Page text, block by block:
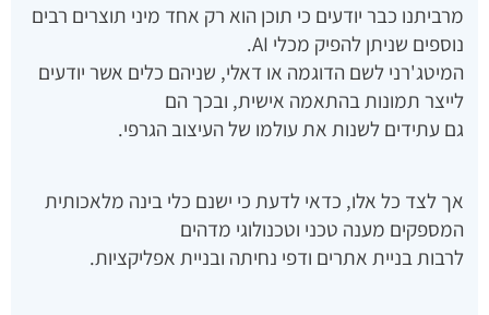
מרביתנו כבר יודעים כי תוכן הוא רק אחד מיני תוצרים רבים
נוספים שניתן להפיק מכלי AI.
המיטג'רני לשם הדוגמה או דאלי, שניהם כלים אשר יודעים
לייצר תמונות בהתאמה אישית, ובכך הם
גם עתידים לשנות את עולמו של העיצוב הגרפי.
אך לצד כל אלו, כדאי לדעת כי ישנם כלי בינה מלאכותית
המספקים מענה טכני וטכנולוגי מדהים
לרבות בניית אתרים ודפי נחיתה ובניית אפליקציות.